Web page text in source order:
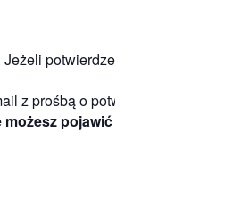
potwierdzenie nie przyjdzie
z prośbą o potwierdzenie obecności.
pojawić się na wydarzeniu